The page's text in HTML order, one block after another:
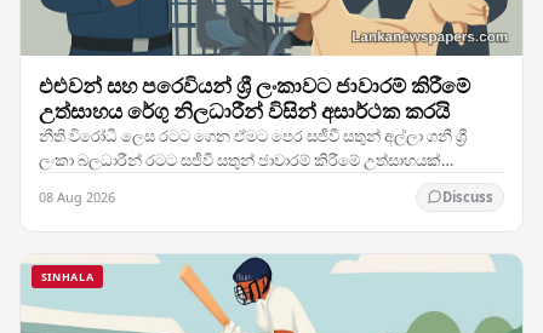
එළුවන් සහ පරෙවියන් ශ්‍රී ලංකාවට ජාවාරම් කිරීමේ
උත්සාහය රේගු නිලධාරීන් විසින් අසාර්ථක කරයි
නීති විරෝධී ලෙස රටට ගෙන ඒමට පෙර සජීවී සතුන් අල්ලා ගනී ශ්‍රී
ලංකා බලධාරීන් රටට සජීවී සතුන් ජාවාරම් කිරීමේ උත්සාහයක්
08 Aug 2026 Discuss
SINHALA